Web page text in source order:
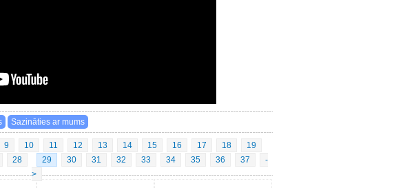
9 10 11 12 13 14 15 16 17 18
19
28 29 30 31 32 33 34 35 36 37
-
>